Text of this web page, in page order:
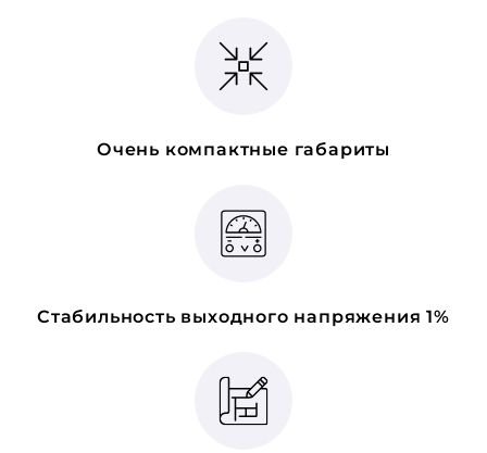
Очень компактные габариты
Стабильность выходного напряжения 1%